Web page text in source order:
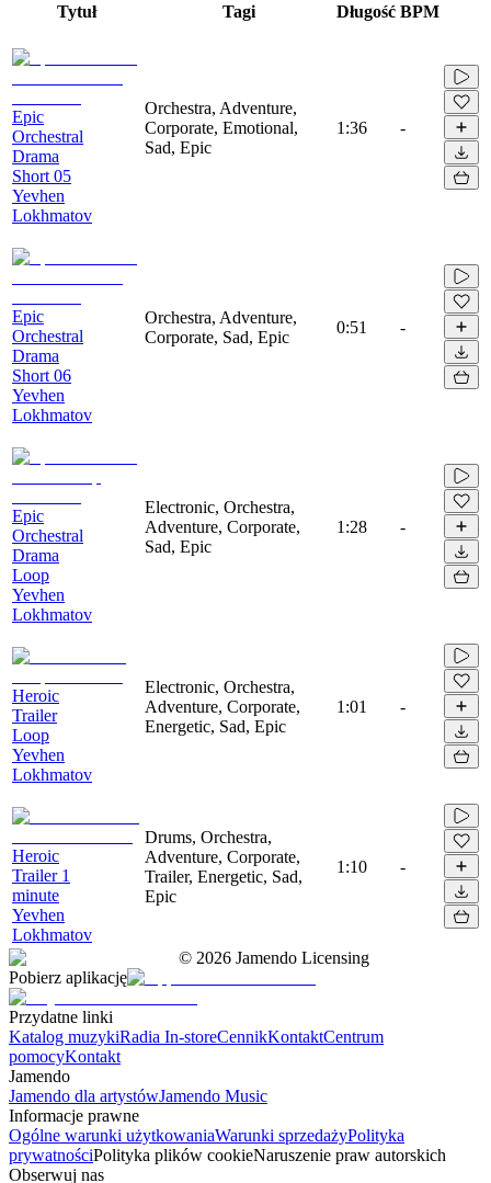
Tytuł Tagi Długość BPM
Epic
Orchestral
Drama
Short 05
Yevhen
Lokhmatov
Orchestra, Adventure,
Corporate, Emotional,
Sad, Epic
1:36 -
Epic
Orchestral
Drama
Short 06
Yevhen
Lokhmatov
Orchestra, Adventure,
Corporate, Sad, Epic
0:51 -
Epic
Orchestral
Drama
Loop
Yevhen
Lokhmatov
Electronic, Orchestra,
Adventure, Corporate,
Sad, Epic
1:28 -
Heroic
Trailer
Loop
Yevhen
Lokhmatov
Electronic, Orchestra,
Adventure, Corporate,
Energetic, Sad, Epic
1:01 -
Heroic
Trailer 1
minute
Yevhen
Lokhmatov
Drums, Orchestra,
Adventure, Corporate,
Trailer, Energetic, Sad,
Epic
1:10 -
© 2026 Jamendo Licensing
Pobierz aplikację
Przydatne linki
Katalog muzykiRadia In-storeCennikKontaktCentrum
pomocyKontakt
Jamendo
Jamendo dla artystówJamendo Music
Informacje prawne
Ogólne warunki użytkowaniaWarunki sprzedażyPolityka
prywatnościPolityka plików cookieNaruszenie praw autorskich
Obserwuj nas